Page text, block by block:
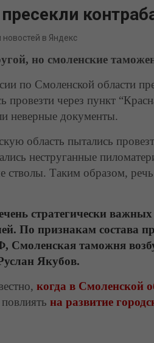
в Яндекс
но смоленские
по Смоленской области
через пункт
неверные документы.
область пытались
неструганные
стволы. Таким образом,
стратегически важных
По признакам состава
Смоленская таможня
Якубов.
когда в Смоленской
на развитие